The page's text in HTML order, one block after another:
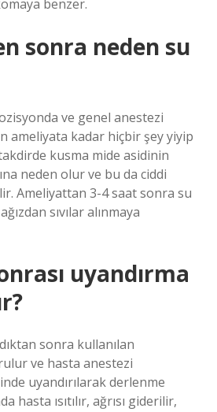
benzer.
sonra neden su
ve genel anestezi
ameliyata kadar hiçbir şey yiyip
kusma mide asidinin
neden olur ve bu da ciddi
Ameliyattan 3-4 saat sonra su
sıvılar alınmaya
uyandırma
sonra kullanılan
ve hasta anestezi
uyandırılarak derlenme
hasta ısıtılır, ağrısı giderilir,